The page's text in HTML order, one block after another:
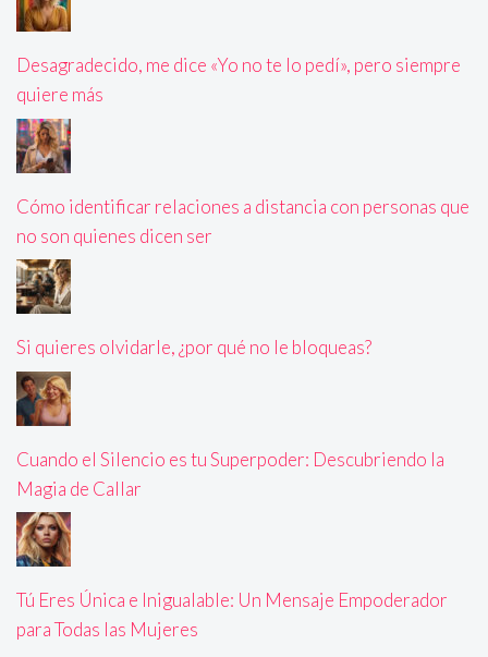
Desagradecido, me dice «Yo no te lo pedí», pero siempre
quiere más
Cómo identificar relaciones a distancia con personas que
no son quienes dicen ser
Si quieres olvidarle, ¿por qué no le bloqueas?
Cuando el Silencio es tu Superpoder: Descubriendo la
Magia de Callar
Tú Eres Única e Inigualable: Un Mensaje Empoderador
para Todas las Mujeres